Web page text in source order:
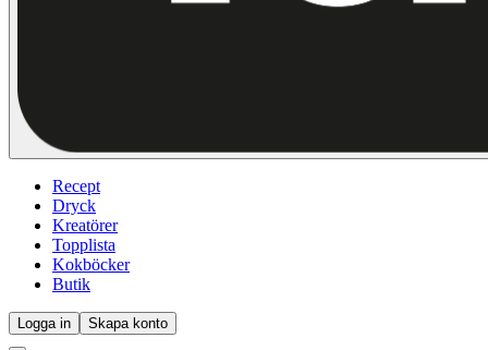
Recept
Dryck
Kreatörer
Topplista
Kokböcker
Butik
Logga in Skapa konto